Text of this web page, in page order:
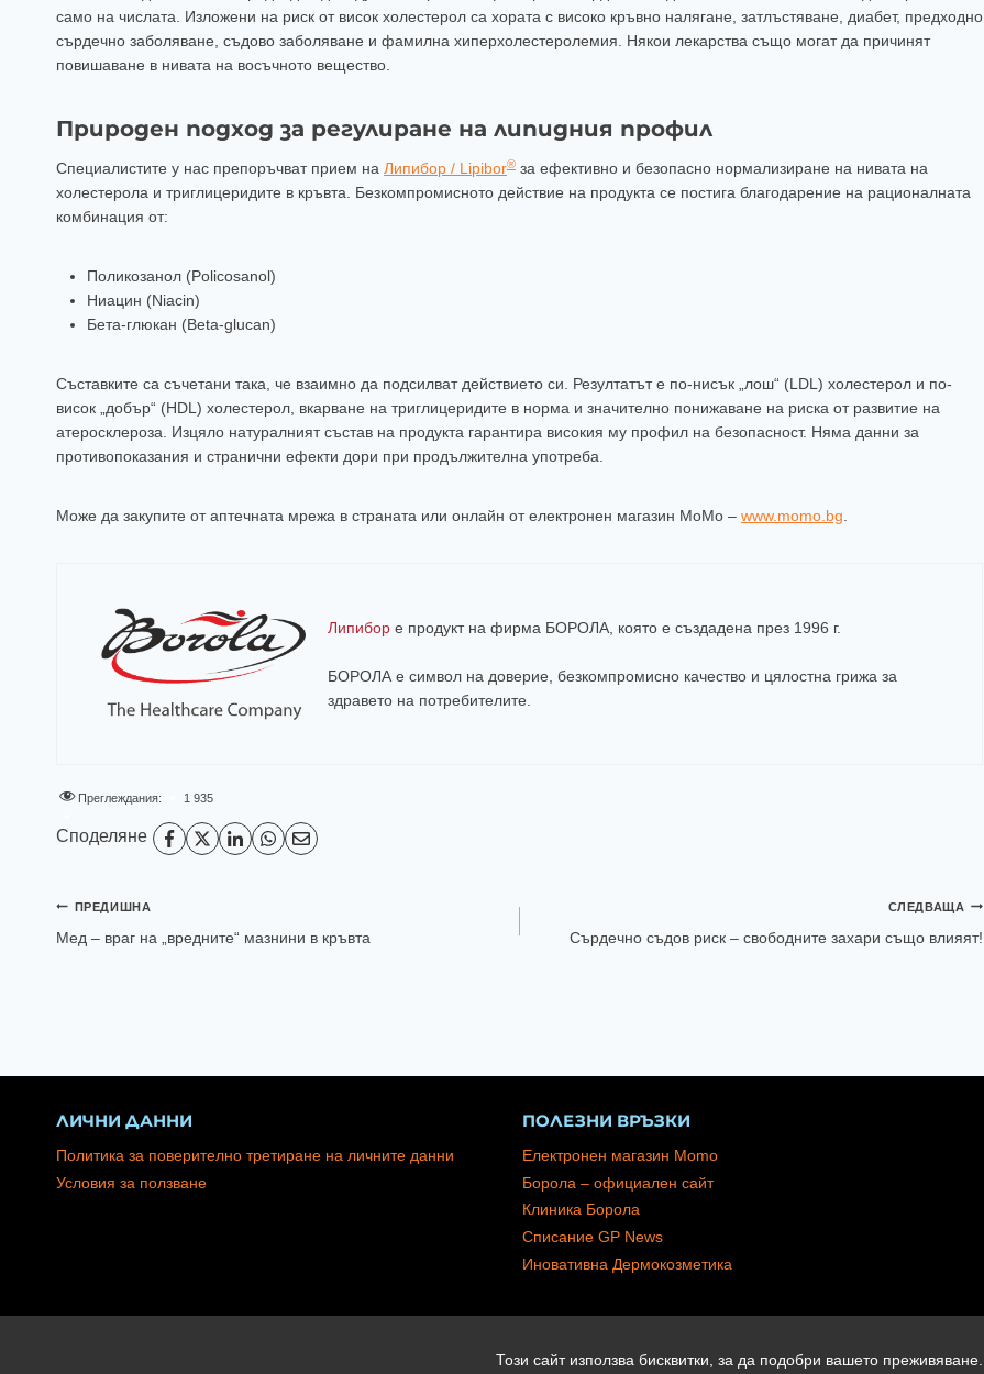
само на числата. Изложени на риск от висок холестерол са хората с високо кръвно налягане, затлъстяване, диабет, предходно
сърдечно заболяване, съдово заболяване и фамилна хиперхолестеролемия. Някои лекарства също могат да причинят
повишаване в нивата на восъчното вещество.
Природен подход за регулиране на липидния профил
Специалистите у нас препоръчват прием на Липибор / Lipibor® за ефективно и безопасно нормализиране на нивата на
холестерола и триглицеридите в кръвта. Безкомпромисното действие на продукта се постига благодарение на рационалната
комбинация от:
Поликозанол (Policosanol)
Ниацин (Niacin)
Бета-глюкан (Beta-glucan)
Съставките са съчетани така, че взаимно да подсилват действието си. Резултатът е по-нисък „лош“ (LDL) холестерол и по-
висок „добър“ (HDL) холестерол, вкарване на триглицеридите в норма и значително понижаване на риска от развитие на
атеросклероза. Изцяло натуралният състав на продукта гарантира високия му профил на безопасност. Няма данни за
противопоказания и странични ефекти дори при продължителна употреба.
Може да закупите от аптечната мрежа в страната или онлайн от електронен магазин МоМо – www.momo.bg
Липибор е продукт на фирма БОРОЛА , която е създадена през 1996 г.
БОРОЛА е символ на доверие, безкомпромисно качество и цялостна грижа за
здравето на потребителите
Преглеждания: 1 935
Споделяне
ПРЕДИШНА
Мед – враг на „вредните“ мазнини в кръвта
СЛЕДВАЩА
Сърдечно съдов риск – свободните захари също влияят!
ЛИЧНИ ДАННИ
Политика за поверително третиране на личните данни
Условия за ползване
ПОЛЕЗНИ ВРЪЗКИ
Електронен магазин Momo
Борола – официален сайт
Клиника Борола
Списание GP News
Иновативна Дермокозметика
Този сайт използва бисквитки, за да подобри вашето преживяване.